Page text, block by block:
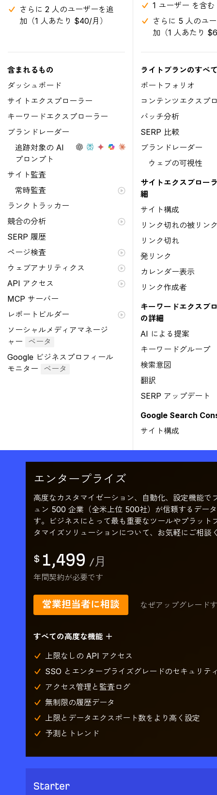
さらに 2 人のユーザーを追
加（1 人あたり $40/月）
1 ユーザー を含む
さらに 5 人のユ
加（1 人あたり
含まれるもの
ダッシュボード
サイトエクスプローラー
キーワードエクスプローラー
ブランドレーダー
追跡対象の AI
プロンプト
サイト監査
常時監査
ランクトラッカー
競合の分析
SERP 履歴
ページ検査
ウェブアナリティクス
API アクセス
MCP サーバー
レポートビルダー
ソーシャルメディアマネージ
ャー
ベータ
Google ビジネスプロフィール
モニター
ベータ
ライトプランのすべ
ポートフォリオ
コンテンツエクスプ
バッチ分析
SERP 比較
ブランドレーダー
ウェブの可視性
サイトエクスプロー
細
サイト構成
リンク切れの被リン
リンク切れ
発リンク
カレンダー表示
リンク作成者
キーワードエクスプ
の詳細
AI による提案
キーワードグループ
検索意図
翻訳
SERP アップデート
Google Search
サイト構成
エンタープライズ
高度なカスタマイゼーション、自動化、設定機能
ュン 500 企業（全米上位 500社）が信頼するデー
す。ビジネスにとって最も重要なツールやプラッ
タマイズソリューションについて、お気軽にご相談
$ 1,499 /月
年間契約が必要です
営業担当者に相談 なぜアップグレード
すべての高度な機能 ＋
上限なしの API アクセス
SSO とエンタープライズグレードのセキュリテ
アクセス管理と監査ログ
無制限の履歴データ
上限とデータエクスポート数をより高く設定
予測とトレンド
Starter